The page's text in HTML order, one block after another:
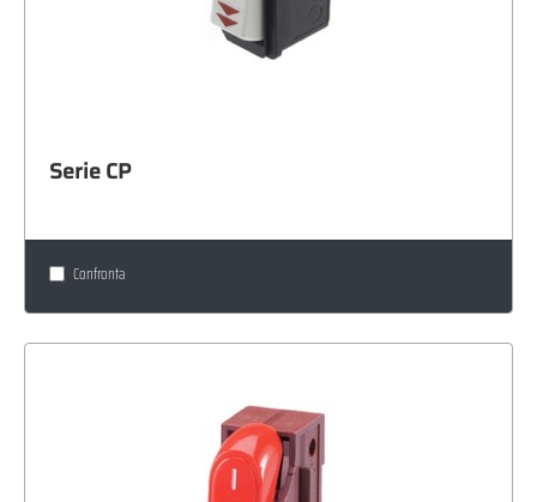
Serie CP
Confronta